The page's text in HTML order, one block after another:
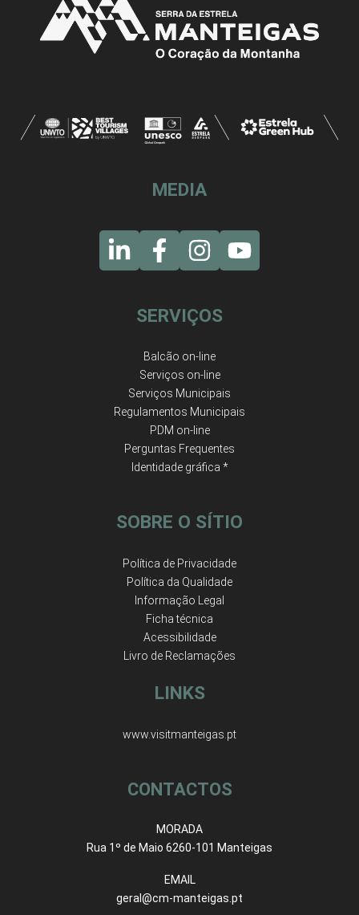
MEDIA
SERVIÇOS
Balcão on-line
Serviços on-line
Serviços Municipais
Regulamentos Municipais
PDM on-line
Perguntas Frequentes
Identidade gráfica *
SOBRE O SÍTIO
Política de Privacidade
Política da Qualidade
Informação Legal
Ficha técnica
Acessibilidade
Livro de Reclamações
LINKS
www.visitmanteigas.pt
CONTACTOS
MORADA
Rua 1º de Maio 6260-101 Manteigas
EMAIL
geral@cm-manteigas.pt